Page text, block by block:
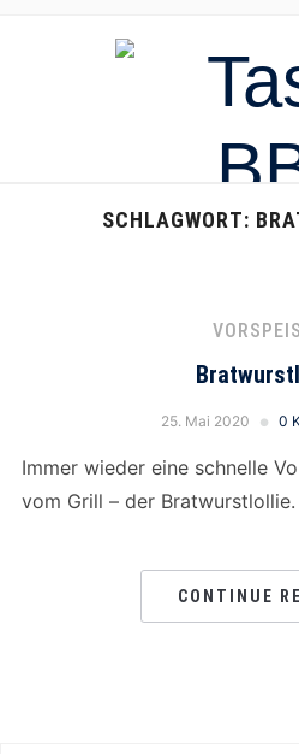
SCHLAGWORT:
25. Mai 2020 0
Immer wieder eine schnelle
vom Grill – der Bratwurstlollie.
CONTINUE